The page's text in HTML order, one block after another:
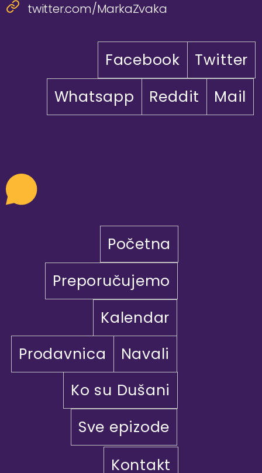
twitter.com/MarkaZvaka
Facebook
Twitter
Whatsapp
Reddit Mail
Početna
Preporučujemo
Kalendar
Prodavnica
Navali
Ko su Dušani
Sve epizode
Kontakt